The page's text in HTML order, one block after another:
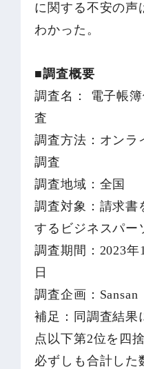
に関する不安の声
わかった。
■調査概要
調査名： 電子帳
査
調査方法：オンラ
調査
調査地域：全国
調査対象：請求書
するビジネスパー
調査期間：2023年
日
調査企画：Sansan
補足：同調査結果
点以下第2位を四
必ずしも合計した